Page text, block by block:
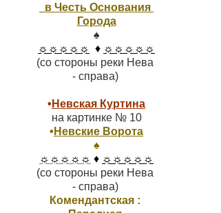
  в Честь Основания
Города
☼☼☼☼☼
  ♦
☼☼☼☼☼
(со стороны реки Нева
• Невская Куртина
на картинке № 10
• Невские Ворота
☼☼☼☼☼ ♦ ☼☼☼☼☼
(со стороны реки Нева
Комендантская :